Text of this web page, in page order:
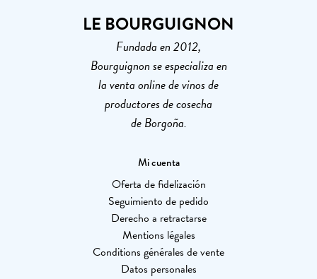
LE BOURGUIGNON
Fundada en 2012,
Bourguignon se especializa en
la venta online de vinos de
productores de cosecha
de Borgoña.
Mi cuenta
Oferta de fidelización
Seguimiento de pedido
Derecho a retractarse
Mentions légales
Conditions générales de vente
Datos personales